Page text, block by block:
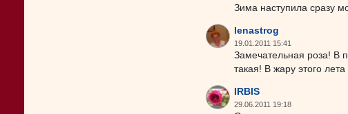
Зима наступила сразу
lenastrog
19.01.2011 15:41
Замечательная роза! В
такая! В жару этого
IRBIS
29.06.2011 19:18